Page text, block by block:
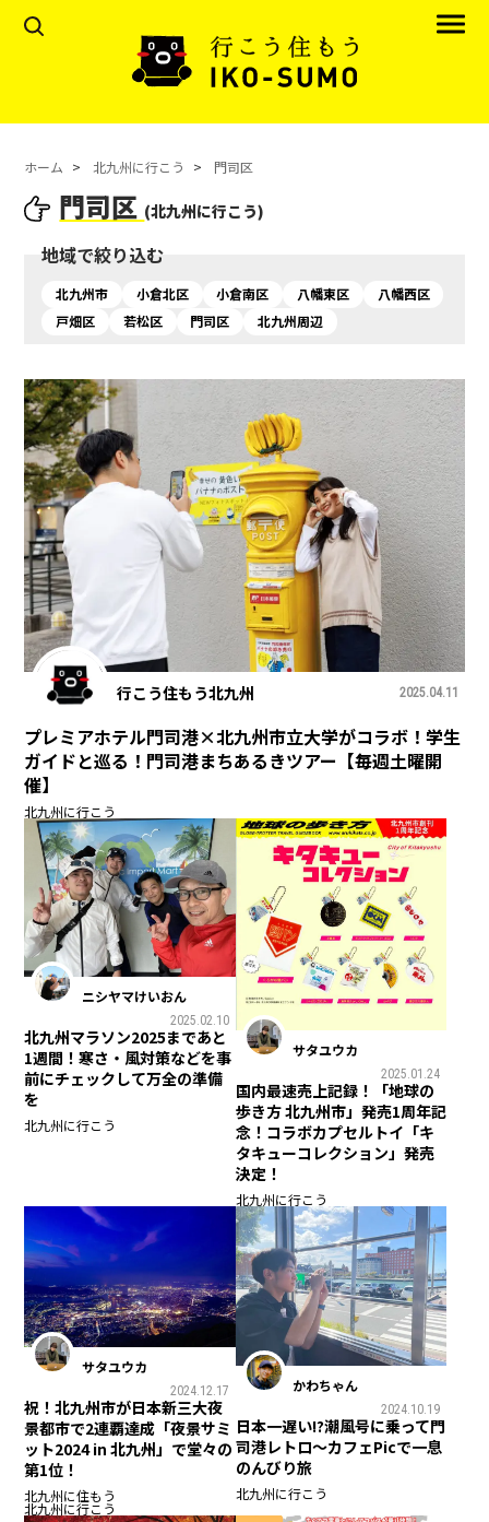
ホーム 北九州に行こう 門司区
門司区 (北九州に行こう)
地域で絞り込む
北九州市 小倉北区 小倉南区 八幡東区
八幡西区
戸畑区
若松区 門司区 北九州周辺
行こう住もう北九州 2025.04.11
プレミアホテル門司港×北九州市立大学がコラボ！学生
ガイドと巡る！門司港まちあるきツアー【毎週土曜開
催】
北九州に行こう
ニシヤマけいおん
2025.02.10
北九州マラソン2025まであと
1週間！寒さ・風対策などを事
前にチェックして万全の準備
を
北九州に行こう
サタユウカ
2025.01.24
国内最速売上記録！「地球の
歩き方 北九州市」発売1周年記
念！コラボカプセルトイ「キ
タキューコレクション」発売
決定！
北九州に行こう
サタユウカ
2024.12.17
祝！北九州市が日本新三大夜
景都市で2連覇達成「夜景サミ
ット2024 in 北九州」で堂々の
第1位！
北九州に住もう
北九州に行こう
かわちゃん
2024.10.19
日本一遅い!?潮風号に乗って門
司港レトロ〜カフェPicで一息
のんびり旅
北九州に行こう